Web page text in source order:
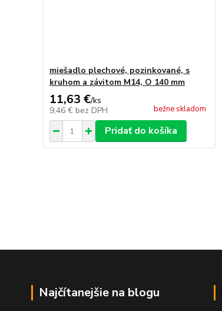
miešadlo plechové, pozinkované, s
kruhom a závitom M14, O 140 mm
11,63 €/ks
9,46 € bez DPH bežne skladom
Pridať do košíka
Najčítanejšie na blogu